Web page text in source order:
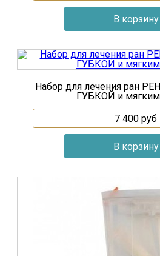
Набор для лечения ран
ГУБКОЙ и
7 400 руб